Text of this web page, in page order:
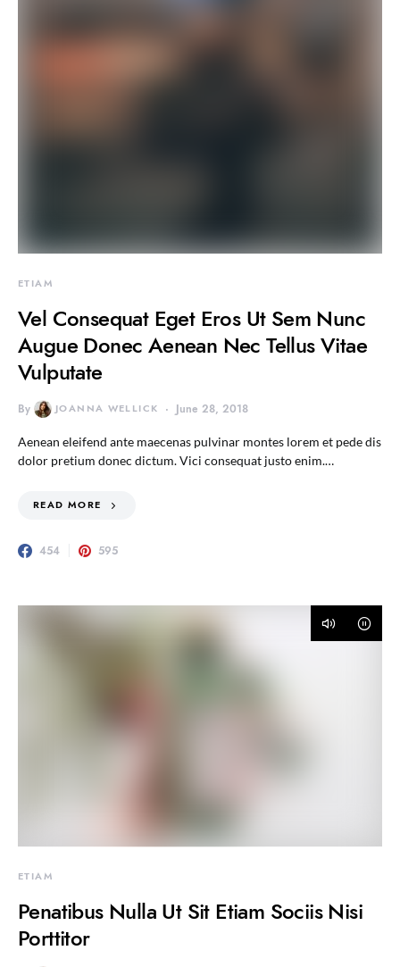
ETIAM
Vel Consequat Eget Eros Ut Sem Nunc
Augue Donec Aenean Nec Tellus Vitae
Vulputate
By JOANNA WELLICK June 28, 2018
Aenean eleifend ante maecenas pulvinar montes lorem et pede dis
dolor pretium donec dictum. Vici consequat justo enim.…
READ MORE
454 595
ETIAM
Penatibus Nulla Ut Sit Etiam Sociis Nisi
Porttitor